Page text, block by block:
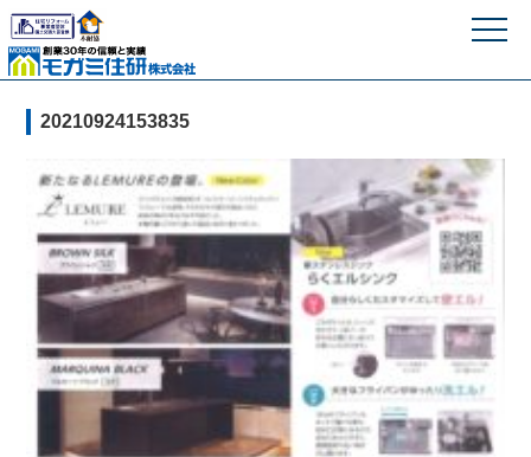
モガミ住研株式
20210924153835